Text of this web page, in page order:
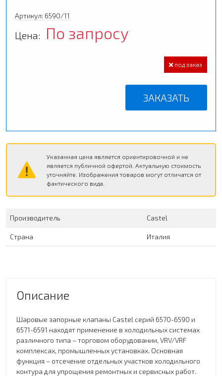
Артикул: 6590/11
Цена: По запросу
под заказ
ЗАКАЗАТЬ
Указанная цена является ориентировочной и не
является публичной офертой. Актуальную стоимость
уточняйте. Изображения товаров могут отличатся от
фактического вида.
Производитель Сastel
Страна Италия
Описание
Шаровые запорные клапаны Castel серий 6570-6590 и
6571-6591 находят применение в холодильных системах
различного типа – торговом оборудовании, VRV/VRF
комплексах, промышленных установках. Основная
функция – отсечение отдельных участков холодильного
контура для упрощения ремонтных и сервисных работ.